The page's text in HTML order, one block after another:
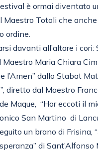
è ormai diventato
Maestro Totoli che
ordine.
davanti all’altare i
Maria Chiara
l’Amen” dallo Stabat
diretto dal Maestro
Maque, “Hor eccoti il
San Martino di
un brano di Frisina,
di